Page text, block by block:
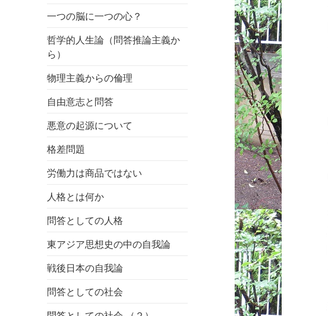
一つの脳に一つの心？
哲学的人生論（問答推論主義か
ら）
物理主義からの倫理
自由意志と問答
悪意の起源について
格差問題
労働力は商品ではない
人格とは何か
問答としての人格
東アジア思想史の中の自我論
戦後日本の自我論
問答としての社会